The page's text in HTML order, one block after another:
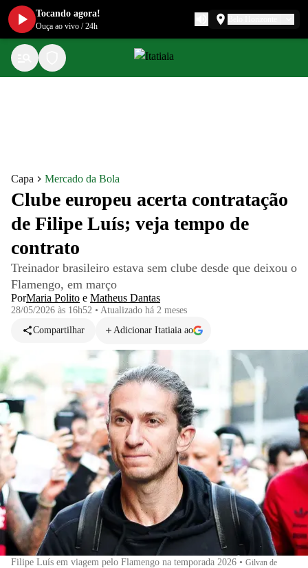
Capa Mercado da Bola
Clube europeu acerta contratação
de Filipe Luís; veja tempo de
contrato
Treinador brasileiro estava sem clube desde que deixou o
Flamengo, em março
PorMaria Polito e Matheus Dantas
28/05/2026 às 16h52 • Atualizado há 2 meses
Compartilhar
Adicionar Itatiaia ao
Filipe Luís em viagem pelo Flamengo na temporada 2026 • Gilvan de
Tocando agora!
Ouça ao vivo /24h